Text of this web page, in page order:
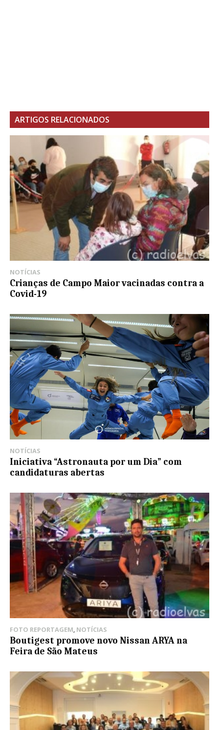
ARTIGOS RELACIONADOS
NOTÍCIAS
Crianças de Campo Maior vacinadas contra a
Covid-19
NOTÍCIAS
Iniciativa “Astronauta por um Dia” com
candidaturas abertas
FOTO REPORTAGEM, NOTÍCIAS
Boutigest promove novo Nissan ARYA na
Feira de São Mateus